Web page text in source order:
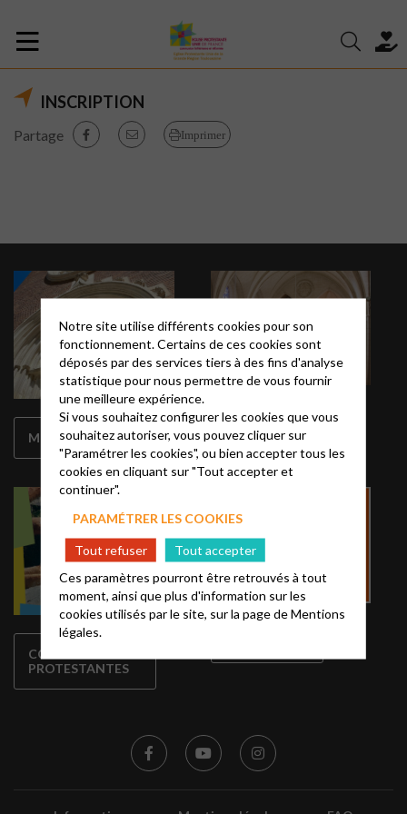
INSCRIPTION
Partage Imprimer
MÉDITATIONS
LES CULTES
DIFFUSÉS
COULEURS
PROTESTANTES
Notre site utilise différents cookies pour son
fonctionnement. Certains de ces cookies sont
déposés par des services tiers à des fins d'analyse
statistique pour nous permettre de vous fournir
une meilleure expérience.
Si vous souhaitez configurer les cookies que vous
souhaitez autoriser, vous pouvez cliquer sur
"Paramétrer les cookies", ou bien accepter tous les
cookies en cliquant sur "Tout accepter et
continuer".
PARAMÉTRER LES COOKIES
Tout refuser
Tout accepter
Ces paramètres pourront être retrouvés à tout
moment, ainsi que plus d'information sur les
cookies utilisés par le site, sur la page deMentions
légales.